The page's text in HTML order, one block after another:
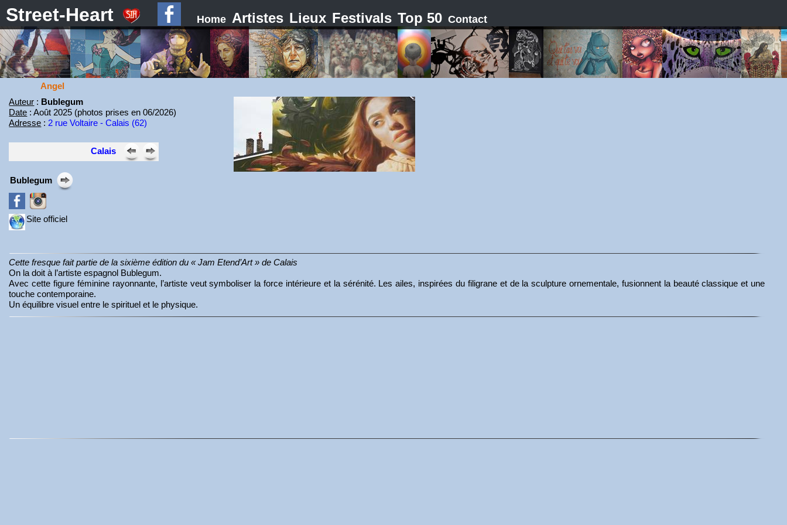
Street-Heart Home Artistes Lieux Festivals Top 50 Contact
Angel
Auteur : Bublegum
Date : Août 2025 (photos prises en 06/2026)
Adresse : 2 rue Voltaire - Calais (62)
Calais
Bublegum
Site officiel
Cette fresque fait partie de la sixième édition du « Jam Etend’Art » de Calais
On la doit à l’artiste espagnol Bublegum.
Avec cette figure féminine rayonnante, l’artiste veut symboliser la force intérieure et la sérénité. Les ailes, inspirées du filigrane et de la sculpture ornementale, fusionnent la beauté classique et une
touche contemporaine.
Un équilibre visuel entre le spirituel et le physique.